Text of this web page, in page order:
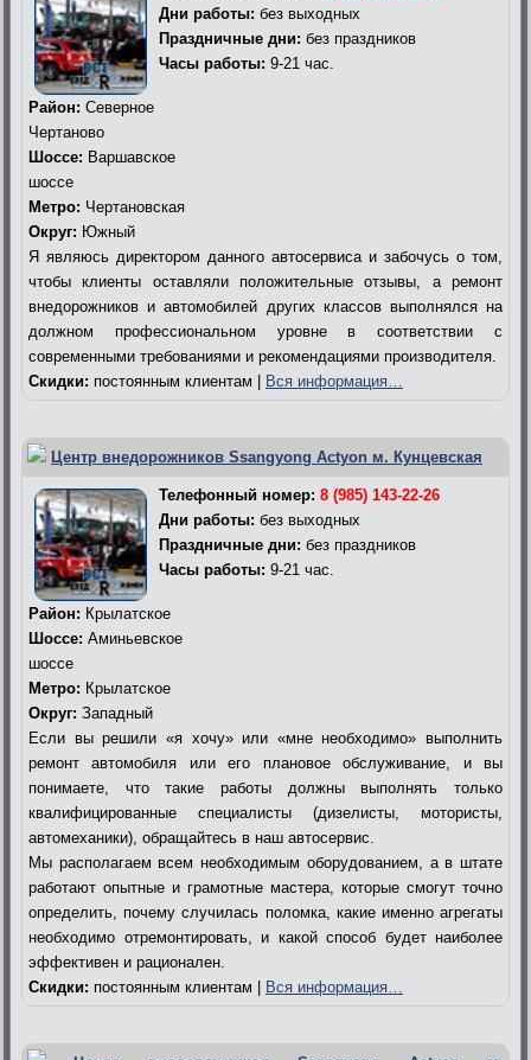
Дни работы: без выходных
Праздничные дни: без праздников
Часы работы: 9-21 час.
Район: Северное
Чертаново
Шоссе: Варшавское
шоссе
Метро: Чертановская
Округ: Южный
Я являюсь директором данного автосервиса и забочусь о том,
чтобы клиенты оставляли положительные отзывы, а ремонт
внедорожников и автомобилей других классов выполнялся на
должном профессиональном уровне в соответствии с
современными требованиями и рекомендациями производителя.
Скидки: постоянным клиентам | Вся информация…
Центр внедорожников Ssangyong Actyon м. Кунцевская
Телефонный номер: 8 (985) 143-22-26
Дни работы: без выходных
Праздничные дни: без праздников
Часы работы: 9-21 час.
Район: Крылатское
Шоссе: Аминьевское
шоссе
Метро: Крылатское
Округ: Западный
Если вы решили «я хочу» или «мне необходимо» выполнить
ремонт автомобиля или его плановое обслуживание, и вы
понимаете, что такие работы должны выполнять только
квалифицированные специалисты (дизелисты, мотористы,
автомеханики), обращайтесь в наш автосервис.
Мы располагаем всем необходимым оборудованием, а в штате
работают опытные и грамотные мастера, которые смогут точно
определить, почему случилась поломка, какие именно агрегаты
необходимо отремонтировать, и какой способ будет наиболее
эффективен и рационален.
Скидки: постоянным клиентам | Вся информация…